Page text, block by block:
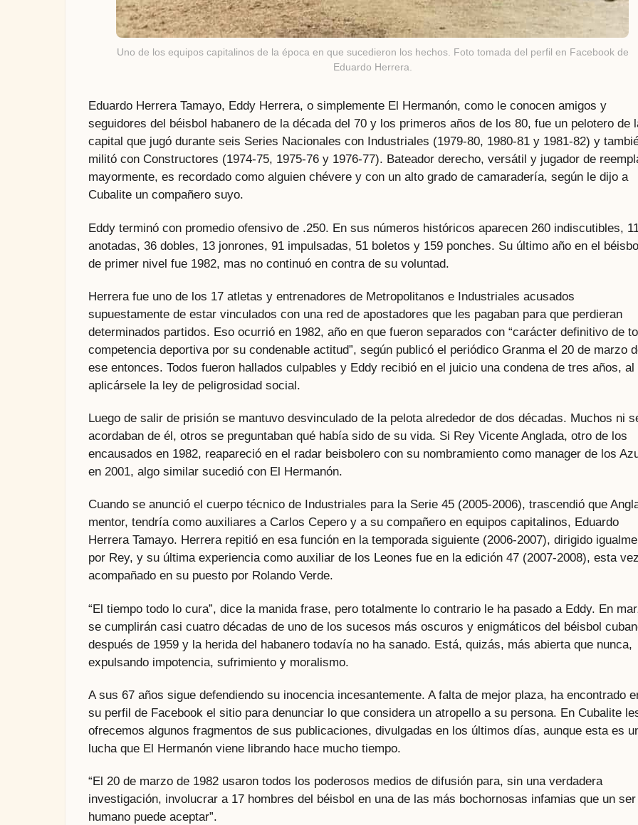
Uno de los equipos capitalinos de la época en que sucedieron los hechos. Foto tomada del perfil en Facebook de
Eduardo Herrera.
Eduardo Herrera Tamayo, Eddy Herrera, o simplemente El Hermanón, como le conocen amigos y
seguidores del béisbol habanero de la década del 70 y los primeros años de los 80, fue un pelotero de
capital que jugó durante seis Series Nacionales con Industriales (1979-80, 1980-81 y 1981-82) y
militó con Constructores (1974-75, 1975-76 y 1976-77). Bateador derecho, versátil y jugador de
mayormente, es recordado como alguien chévere y con un alto grado de camaradería, según le dijo a
Cubalite un compañero suyo.
Eddy terminó con promedio ofensivo de .250. En sus números históricos aparecen 260 indiscutibles,
anotadas, 36 dobles, 13 jonrones, 91 impulsadas, 51 boletos y 159 ponches. Su último año en el
de primer nivel fue 1982, mas no continuó en contra de su voluntad.
Herrera fue uno de los 17 atletas y entrenadores de Metropolitanos e Industriales acusados
supuestamente de estar vinculados con una red de apostadores que les pagaban para que perdieran
determinados partidos. Eso ocurrió en 1982, año en que fueron separados con “carácter definitivo de
competencia deportiva por su condenable actitud”, según publicó el periódico Granma el 20 de marzo
ese entonces. Todos fueron hallados culpables y Eddy recibió en el juicio una condena de tres años, al
aplicársele la ley de peligrosidad social.
Luego de salir de prisión se mantuvo desvinculado de la pelota alrededor de dos décadas. Muchos ni
acordaban de él, otros se preguntaban qué había sido de su vida. Si Rey Vicente Anglada, otro de los
encausados en 1982, reapareció en el radar beisbolero con su nombramiento como manager de los
en 2001, algo similar sucedió con El Hermanón.
Cuando se anunció el cuerpo técnico de Industriales para la Serie 45 (2005-2006), trascendió que
mentor, tendría como auxiliares a Carlos Cepero y a su compañero en equipos capitalinos, Eduardo
Herrera Tamayo. Herrera repitió en esa función en la temporada siguiente (2006-2007), dirigido
por Rey, y su última experiencia como auxiliar de los Leones fue en la edición 47 (2007-2008), esta
acompañado en su puesto por Rolando Verde.
“El tiempo todo lo cura”, dice la manida frase, pero totalmente lo contrario le ha pasado a Eddy. En
se cumplirán casi cuatro décadas de uno de los sucesos más oscuros y enigmáticos del béisbol
después de 1959 y la herida del habanero todavía no ha sanado. Está, quizás, más abierta que nunca,
expulsando impotencia, sufrimiento y moralismo.
A sus 67 años sigue defendiendo su inocencia incesantemente. A falta de mejor plaza, ha encontrado
su perfil de Facebook el sitio para denunciar lo que considera un atropello a su persona. En Cubalite
ofrecemos algunos fragmentos de sus publicaciones, divulgadas en los últimos días, aunque esta es
lucha que El Hermanón viene librando hace mucho tiempo.
“El 20 de marzo de 1982 usaron todos los poderosos medios de difusión para, sin una verdadera
investigación, involucrar a 17 hombres del béisbol en una de las más bochornosas infamias que un ser
humano puede aceptar”.